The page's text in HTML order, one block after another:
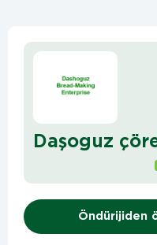
Daşoguz
Öndürijiden